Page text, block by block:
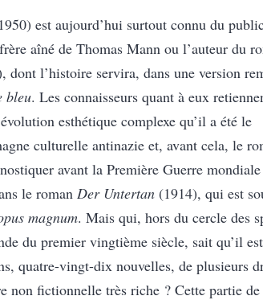
est aujourd’hui surtout connu du
aîné de Thomas Mann ou l’auteur du
dont l’histoire servira, dans une version
bleu. Les connaisseurs quant à eux
esthétique complexe qu’il a été le
culturelle antinazie et, avant cela, le
avant la Première Guerre mondiale
le roman Der Untertan (1914), qui est
magnum. Mais qui, hors du cercle des
du premier vingtième siècle, sait qu’il
quatre-vingt-dix nouvelles, de plusieurs
non fictionnelle très riche ? Cette partie de